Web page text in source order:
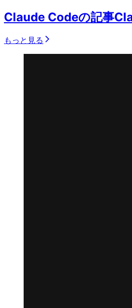
Claude Codeの記事
もっと見る